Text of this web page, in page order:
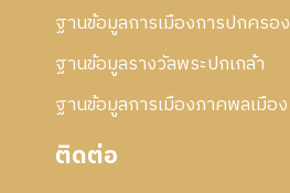
ฐานข้อมูลการเมืองการปกครอง
ฐานข้อมูลรางวัลพระปกเกล้า
ฐานข้อมูลการเมืองภาคพลเมือง
ติดต่อ